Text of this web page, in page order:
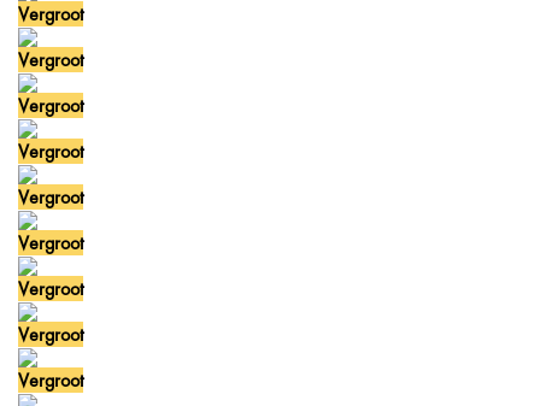
Vergroot
Vergroot
Vergroot
Vergroot
Vergroot
Vergroot
Vergroot
Vergroot
Vergroot